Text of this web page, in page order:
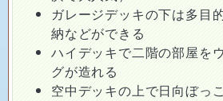
ガレージデッキの下は多目
納などができる
ハイデッキで二階の部屋を
グが造れる
空中デッキの上で日向ぼっ